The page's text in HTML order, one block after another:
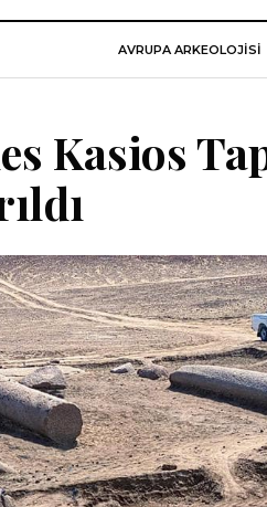
AVRUPA ARKEOLOJISI
Kasios